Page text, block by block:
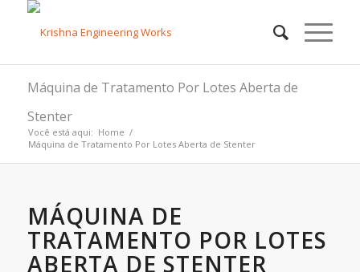
Máquina de Tratamento Por Lotes Aberta de
Stenter
Você está aqui: Home /
Máquina de Tratamento Por Lotes Aberta de Stenter
MÁQUINA DE
TRATAMENTO POR LOTES
ABERTA DE STENTER